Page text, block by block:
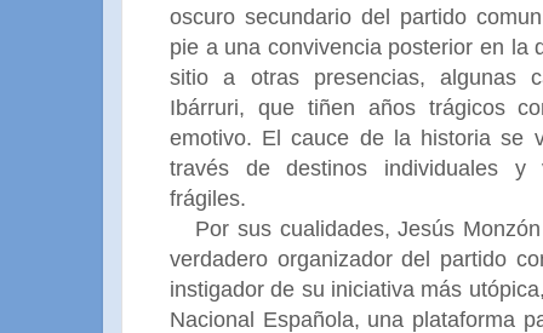
oscuro secundario del partido
pie a una convivencia posterior en la
sitio a otras presencias, algunas
Ibárruri, que tiñen años trágicos
emotivo. El cauce de la historia se
través de destinos individuales y
frágiles.
Por sus cualidades, Jesús
verdadero organizador del partido
instigador de su iniciativa más
Nacional Española, una plataforma